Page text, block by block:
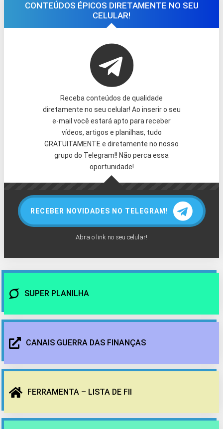
CONTEÚDOS ÉPICOS DIRETAMENTE NO SEU
CELULAR!
Receba conteúdos de qualidade
diretamente no seu celular! Ao inserir o seu
e-mail você estará apto para receber
vídeos, artigos e planilhas, tudo
GRATUITAMENTE e diretamente no nosso
grupo do Telegram!! Não perca essa
oportunidade!
RECEBER NOVIDADES NO TELEGRAM!
Abra o link no seu celular!
SUPER PLANILHA
CANAIS GUERRA DAS FINANÇAS
FERRAMENTA – LISTA DE FII